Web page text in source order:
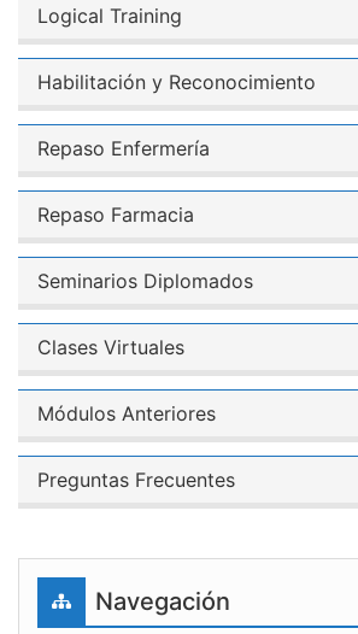
Logical Training
Habilitación y Reconocimiento
Repaso Enfermería
Repaso Farmacia
Seminarios Diplomados
Clases Virtuales
Módulos Anteriores
Preguntas Frecuentes
Bloques
Saltar Navegación
Navegación